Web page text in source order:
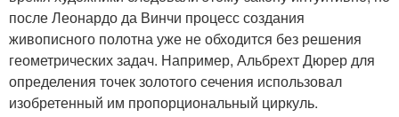
после Леонардо да Винчи процесс создания
живописного полотна уже не обходится без решения
геометрических задач. Например, Альбрехт Дюрер для
определения точек золотого сечения использовал
изобретенный им пропорциональный циркуль.